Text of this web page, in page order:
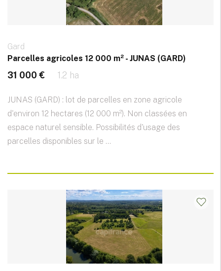
Gard
Parcelles agricoles 12 000 m² - JUNAS (GARD)
31 000 € 1.2 ha
JUNAS (GARD) : lot de parcelles en zone agricole
d'environ 12 hectares (12 000 m²). Non classées en
espace naturel sensible. Possibilités d'usage des
parcelles disponibles sur le ...